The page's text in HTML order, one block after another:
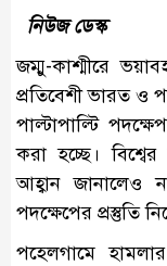
নিউজ ডেস্ক
জম্মু-কাশ্মীরে
প্রতিবেশী ভারত ও
পাল্টাপাল্টি
করা হচ্ছে।
আহ্বান জানালেও
পদক্ষেপের প্রস্তুতি
পহেলগামে